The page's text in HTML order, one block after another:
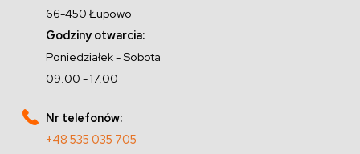
66-450 Łupowo
Godziny otwarcia:
Poniedziałek - Sobota
09.00 - 17.00
Nr telefonów:
+48 535 035 705